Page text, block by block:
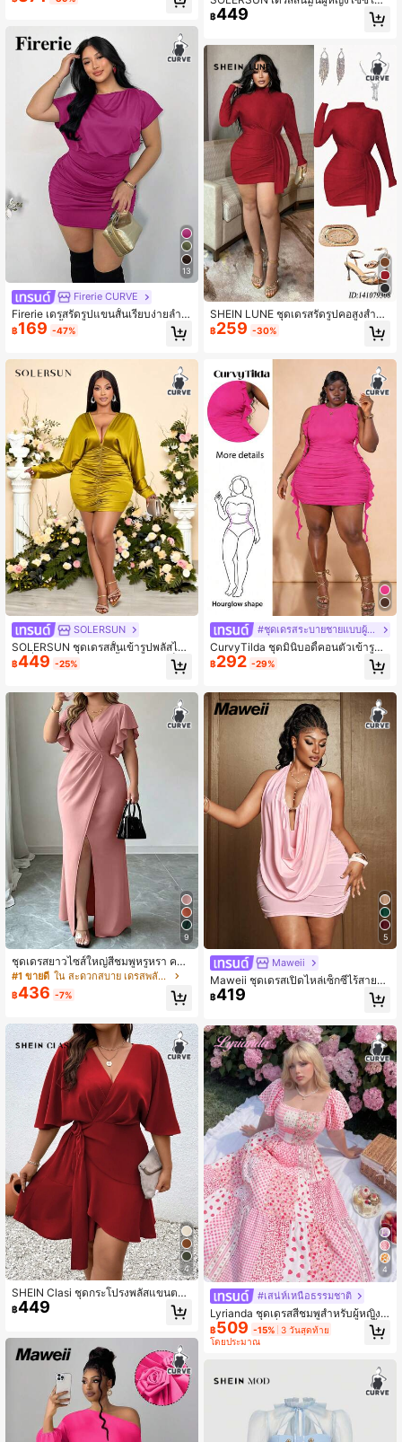
เงางาม สีแดงไวน์
13
Firerie CURVE
Firerie เดรสรัดรูปแขนสั้นเรียบง่ายลำล
องจับจีบสีพื้นสำหรับผู้หญิงไซส์ใหญ่
฿169 -47%
SOLERSUN
SOLERSUN ชุดเดรสสั้นเข้ารูปพลัสไซส์
แฟชั่นสำหรับผู้หญิง, สีพื้น, คอลึกวีเซ็กซี
่, จับจีบรูด, เอวเข้ารูป, ผ้าซาติน, สำหรับ
รแมนติกสำหรับคริสต์มาส, เสื้อผ้าผู้หญิ
งสำหรับฤดูใบไม้ร่วง, เสื้อผ้าผู้หญิงสำห
รับฤดูหนาว, ผ้าผิวมัน
฿449 -25%
9
ชุดเดรสยาวไซส์ใหญ่สีชมพูหรูหรา คอวี
แขนค้างคาว แบบพันตัว ผ่าข้างยาว 2
026 ใหม่ ชุดเดรสไซส์ใหญ่ช่วยเพิ่มควา
มสูง สำหรับฤดูร้อน
#1 ขายดี ใน สะดวกสบาย เดรสพลัสไซส์
฿436 -7%
4
SHEIN Clasi ชุดกระโปรงพลัสแขนตกแ
ต่งระบายผ้าพันข้างผูกเข่า สีเลือดหมู
สำหรับผู้หญิง
฿449
ญ่ แขนกุด ผ้าซาตินสีพื้น ดีไซน์หรูหราแ
ฟชั่น คอไม่สมมาตร มีเชือกรูด จับจีบ แ
สไตล์ใหม่ เหมาะสำหรับใส่ไปทำงานทุก
วัน เทศกาลดนตรี งานวันเกิด เที่ยวพักผ่
อนช่วงฤดูใบไม้ผลิและฤดูร้อน ปิกนิก ลุ
คสง่างามและเหมาะสม
฿449
SHEIN LUNE ชุดเดรสรัดรูปคอสูงสำหรั
บสตรีพลัสไซส์ เอวคอด ชุดมินิเดรสปาร์
ตี้ ฤดูใบไม้ร่วง/ฤดูหนาว
฿259 -30%
#ชุดเดรสระบายชายแบบผู้หญิง
CurvyTilda ชุดมินิบอดี้คอนตัวเข้ารูป
สำหรับผู้หญิงไซส์พลัส ตกแต่งระบายสีย้
อมสดใส เหมาะสำหรับการพักผ่อน เทศ
สำหรับชายหาด รีสอร์ท ใส่ในช่วงฤดูร้อ
น วันแม่ แม่ ของขวัญวันแม่ ชุดวันเกิด
สำหรับผู้หญิง
฿292 -29%
5
Maweii
Maweii ชุดเดรสเปิดไหล่เซ็กซี่ไร้สายผูก
โบว์สำหรับผู้หญิงไซส์ใหญ่
฿419
4
#เสน่ห์เหนือธรรมชาติ
Lyrianda ชุดเดรสสีชมพูสำหรับผู้หญิงไ
ซส์ใหญ่ คอเหลี่ยม แขนระบาย แขนสั้น
เอวเข้ารูป ทรงเอ พิมพ์ลายดอกไม้และผ
฿509 -15% 3 วันสุดท้าย
โดยประมาณ